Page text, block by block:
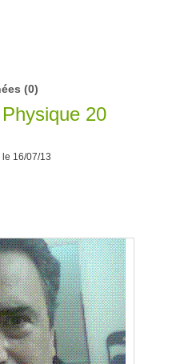
(0)
20
le 16/07/13